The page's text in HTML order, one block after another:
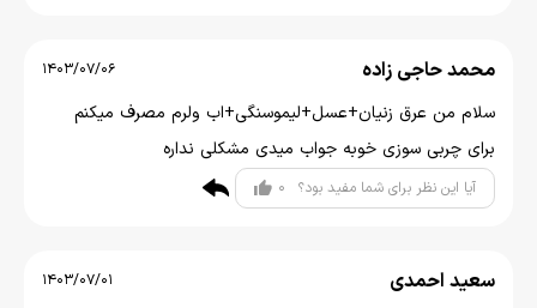
محمد حاجی زاده 1403/07/06
سلام من عرق زنیان+عسل+لیموسنگی+اب ولرم مصرف میکنم
برای چربی سوزی خوبه جواب میدی مشکلی نداره
آیا این نظر برای شما مفید بود؟ 0
سعید احمدی 1403/07/01